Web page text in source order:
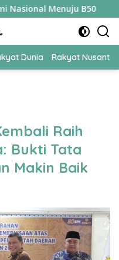
Menuju B50
Dunia Rakyat
Raih
Bukti Tata
Makin Baik